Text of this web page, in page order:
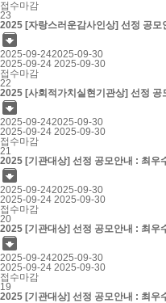
접수마감
23
2025 [자랑스러운감사인상] 선정 공

2025-09-242025-09-30
2025-09-24 2025-09-30
접수마감
22
2025 [사회적가치실현기관상] 선정

2025-09-242025-09-30
2025-09-24 2025-09-30
접수마감
21
2025 [기관대상] 선정 공모안내 : 최

2025-09-242025-09-30
2025-09-24 2025-09-30
접수마감
20
2025 [기관대상] 선정 공모안내 : 최

2025-09-242025-09-30
2025-09-24 2025-09-30
접수마감
19
2025 [기관대상] 선정 공모안내 : 최